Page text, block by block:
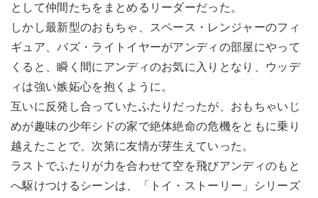
として仲間たちをまとめるリーダーだった。
しかし最新型のおもちゃ、スペース・レンジャーのフィ
ギュア、バズ・ライトイヤーがアンディの部屋にやって
くると、瞬く間にアンディのお気に入りとなり、ウッデ
ィは強い嫉妬心を抱くように。
互いに反発し合っていたふたりだったが、おもちゃいじ
めが趣味の少年シドの家で絶体絶命の危機をともに乗り
越えたことで、次第に友情が芽生えていった。
ラストでふたりが力を合わせて空を飛びアンディのもと
へ駆けつけるシーンは、「トイ・ストーリー」シリーズ